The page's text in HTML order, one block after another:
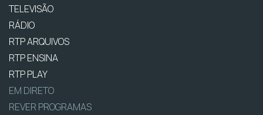
TELEVISÃO
RÁDIO
RTP ARQUIVOS
RTP ENSINA
RTP PLAY
EM DIRETO
REVER PROGRAMAS